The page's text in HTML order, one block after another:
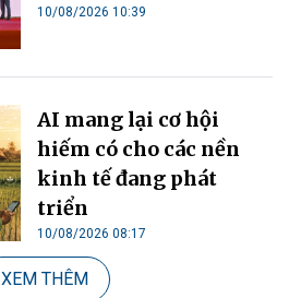
10/08/2026 10:39
AI mang lại cơ hội
hiếm có cho các nền
kinh tế đang phát
triển
10/08/2026 08:17
XEM THÊM